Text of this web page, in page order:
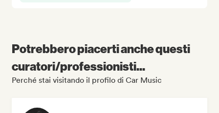
Potrebbero piacerti anche questi
curatori/professionisti...
Perché stai visitando il profilo di Car Music